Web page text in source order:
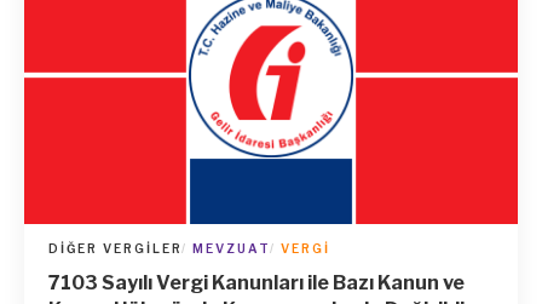
DIĞER VERGILER MEVZUAT VERGI
7103 Sayılı Vergi Kanunları ile Bazı Kanun ve